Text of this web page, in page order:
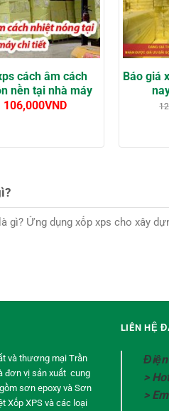
cách âm cách
nền tại nhà máy
106,000VND
Báo giá
gì? Ứng dụng xốp xps cho xây
và thương mại Trần
đơn vị sản xuất cung
sơn epoxy và Sơn
Xốp XPS và các loại
LIÊN HỆ
Điện
>
>